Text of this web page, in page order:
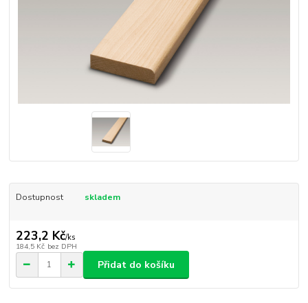
Dostupnost skladem
223,2 Kč/ks
184,5 Kč bez DPH
Přidat do košíku